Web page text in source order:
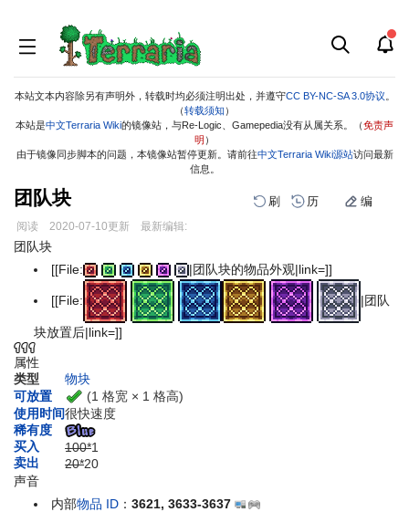
本站文本内容除另有声明外，转载时均必须注明出处，并遵守CC BY-NC-SA 3.0协议
（转载须知 ）
本站是中文Terraria Wiki的镜像站，与Re-Logic、Gamepedia没有从属关系。（免责声
明 ）
由于镜像同步脚本的问题，本镜像站暂停更新。请前往中文Terraria Wiki源站访问最新
信息。
团队块 刷 历 编
阅读 2020-07-10更新 最新编辑:
跳
跳
团队块
[[File:
|团队块的物品外观|link=]]
[[File: |团队
块放置后|link=]]
属性
类型
物块
可放置
(1 格宽 × 1 格高)
使用时间很快速度
稀有度
买入
100*1
卖出
20*20
声音
内部物品 ID ：3621, 3633-3637